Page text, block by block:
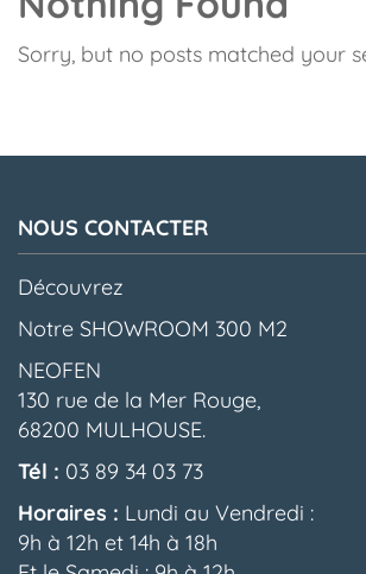
Sorry, but no posts matched your
NOUS CONTACTER
Découvrez
Notre SHOWROOM 300 M2
NEOFEN
130 rue de la Mer Rouge,
68200 MULHOUSE.
Tél : 03 89 34 03 73
Horaires : Lundi au Vendredi :
9h à 12h et 14h à 18h